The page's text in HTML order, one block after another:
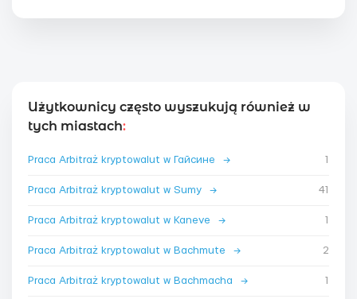
Użytkownicy często wyszukują również w
tych miastach:
Praca Arbitraż kryptowalut w Гайсине → 1
Praca Arbitraż kryptowalut w Sumy → 41
Praca Arbitraż kryptowalut w Kaneve → 1
Praca Arbitraż kryptowalut w Bachmute → 2
Praca Arbitraż kryptowalut w Bachmacha → 1